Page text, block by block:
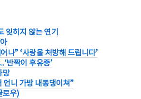
잊히지 않는 연기
나” ‘사랑을 처방해 드립니다’
반짝이 후유증’
망
언니 가방 내동댕이쳐”
로우)